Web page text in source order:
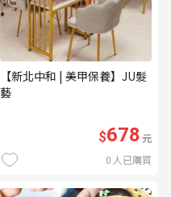
【新北中和 | 美甲保養】JU髮
藝
$678元
0 人已購買